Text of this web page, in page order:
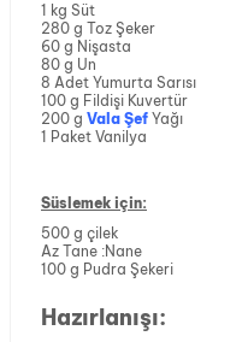
1 kg Süt
280 g Toz Şeker
60 g Nişasta
80 g Un
8 Adet Yumurta Sarısı
100 g Fildişi Kuvertür
200 g Vala Şef Yağı
1 Paket Vanilya
Süslemek için:
500 g çilek
Az Tane :Nane
100 g Pudra Şekeri
Hazırlanışı: